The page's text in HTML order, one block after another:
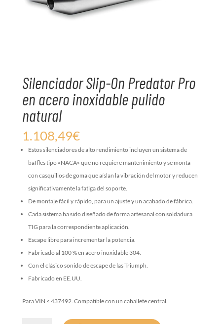
Silenciador Slip-On Predator Pro
en acero inoxidable pulido
natural
1.108,49€
Estos silenciadores de alto rendimiento incluyen un sistema de
baffles tipo «NACA» que no requiere mantenimiento y se monta
con casquillos de goma que aíslan la vibración del motor y reducen
significativamente la fatiga del soporte.
De montaje fácil y rápido, para un ajuste y un acabado de fábrica.
Cada sistema ha sido diseñado de forma artesanal con soldadura
TIG para la correspondiente aplicación.
Escape libre para incrementar la potencia.
Fabricado al 100 % en acero inoxidable 304.
Con el clásico sonido de escape de las Triumph.
Fabricado en EE.UU.
Para VIN < 437492. Compatible con un caballete central.